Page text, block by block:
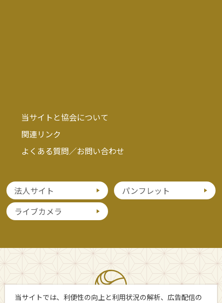
当サイトと協会について
関連リンク
よくある質問／お問い合わせ
法人サイト
パンフレット
ライブカメラ
当サイトでは、利便性の向上と利用状況の解析、広告配信の